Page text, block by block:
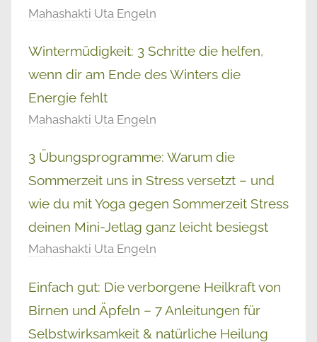
Mahashakti Uta Engeln
Wintermüdigkeit: 3 Schritte die helfen,
wenn dir am Ende des Winters die
Energie fehlt
Mahashakti Uta Engeln
3 Übungsprogramme: Warum die
Sommerzeit uns in Stress versetzt – und
wie du mit Yoga gegen Sommerzeit Stress
deinen Mini-Jetlag ganz leicht besiegst
Mahashakti Uta Engeln
Einfach gut: Die verborgene Heilkraft von
Birnen und Äpfeln – 7 Anleitungen für
Selbstwirksamkeit & natürliche Heilung